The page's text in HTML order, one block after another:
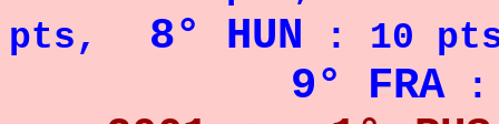
pts, 8° HUN : 10
9° FRA: